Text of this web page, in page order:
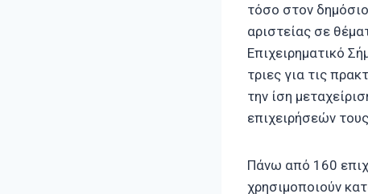
τόσο στον
αριστείας σε
Επιχειρηματικό
τριες για τις
την ίση
επιχειρήσεών
Πάνω από 160
χρησιμοποιούν